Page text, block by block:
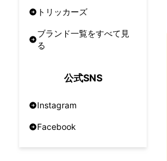
トリッカーズ
ブランド一覧をすべて見
る
公式SNS
Instagram
Facebook